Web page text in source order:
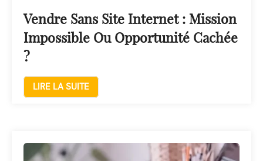
Vendre Sans Site Internet : Mission
Impossible Ou Opportunité Cachée
?
LIRE LA SUITE